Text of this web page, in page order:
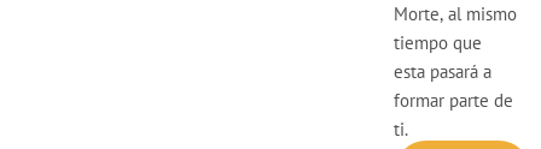
Morte, al mismo
tiempo que
esta pasará a
formar parte de
ti.